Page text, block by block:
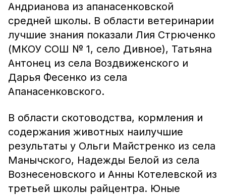
Андрианова из апанасенковской
средней школы. В области ветеринарии
лучшие знания показали Лия Стрюченко
(МКОУ СОШ № 1, село Дивное), Татьяна
Антонец из села Воздвиженского и
Дарья Фесенко из села
Апанасенковского.
В области скотоводства, кормления и
содержания животных наилучшие
результаты у Ольги Майстренко из села
Манычского, Надежды Белой из села
Вознесеновского и Анны Котелевской из
третьей школы райцентра. Юные